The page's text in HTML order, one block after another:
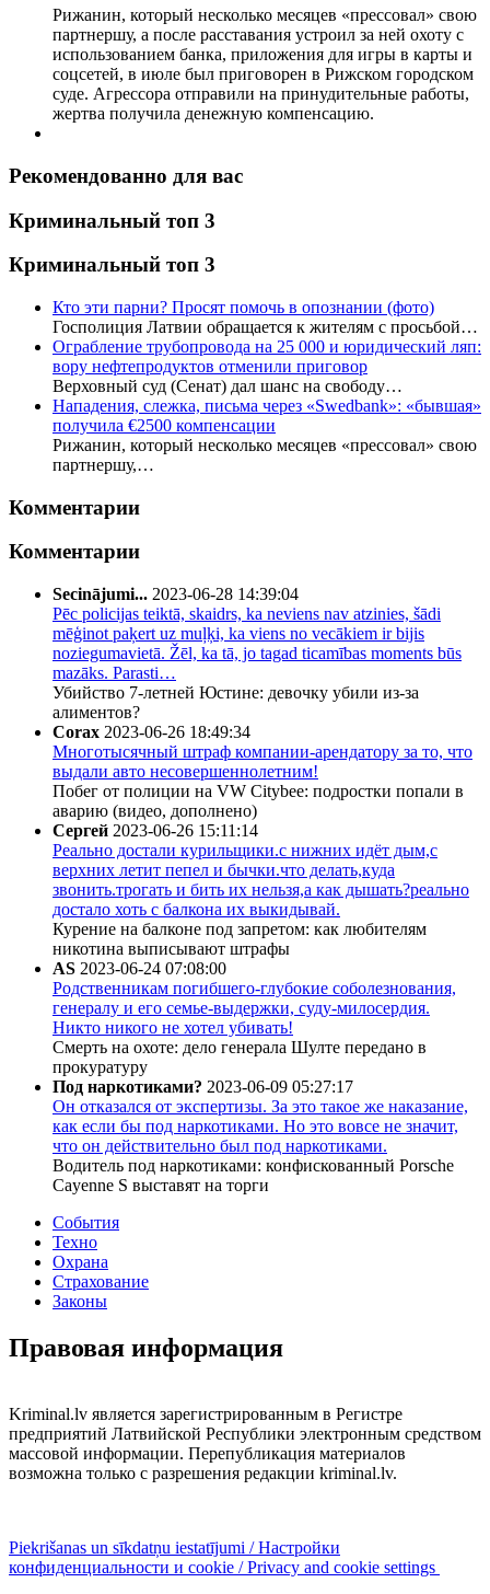
Рижанин, который несколько месяцев «прессовал» свою
партнершу, а после расставания устроил за ней охоту с
использованием банка, приложения для игры в карты и
соцсетей, в июле был приговорен в Рижском городском
суде. Агрессора отправили на принудительные работы,
жертва получила денежную компенсацию.
Рекомендованно для вас
Криминальный топ 3
Криминальный топ 3
Кто эти парни? Просят помочь в опознании (фото)
Госполиция Латвии обращается к жителям с просьбой…
Ограбление трубопровода на 25 000 и юридический ляп:
вору нефтепродуктов отменили приговор
Верховный суд (Сенат) дал шанс на свободу…
Нападения, слежка, письма через «Swedbank»: «бывшая»
получила €2500 компенсации
Рижанин, который несколько месяцев «прессовал» свою
партнершу,…
Комментарии
Комментарии
Secinājumi... 2023-06-28 14:39:04
Pēc policijas teiktā, skaidrs, ka neviens nav atzinies, šādi
mēģinot paķert uz muļķi, ka viens no vecākiem ir bijis
noziegumavietā. Žēl, ka tā, jo tagad ticamības moments būs
mazāks. Parasti…
Убийство 7-летней Юстине: девочку убили из-за
алиментов?
Corax 2023-06-26 18:49:34
Многотысячный штраф компании-арендатору за то, что
выдали авто несовершеннолетним!
Побег от полиции на VW Citybee: подростки попали в
аварию (видео, дополнено)
Сергей 2023-06-26 15:11:14
Реально достали курильщики.с нижних идёт дым,с
верхних летит пепел и бычки.что делать,куда
звонить.трогать и бить их нельзя,а как дышать?реально
достало хоть с балкона их выкидывай.
Курение на балконе под запретом: как любителям
никотина выписывают штрафы
AS 2023-06-24 07:08:00
Родственникам погибшего-глубокие соболезнования,
генералу и его семье-выдержки, суду-милосердия.
Никто никого не хотел убивать!
Смерть на охоте: дело генерала Шулте передано в
прокуратуру
Под наркотиками? 2023-06-09 05:27:17
Он отказался от экспертизы. За это такое же наказание,
как если бы под наркотиками. Но это вовсе не значит,
что он действительно был под наркотиками.
Водитель под наркотиками: конфискованный Porsche
Cayenne S выставят на торги
События
Техно
Охрана
Страхование
Законы
Правовая информация
Kriminal.lv является зарегистрированным в Регистре
предприятий Латвийской Республики электронным средством
массовой информации. Перепубликация материалов
возможна только с разрешения редакции kriminal.lv.
Piekrišanas un sīkdatņu iestatījumi / Настройки
конфиденциальности и cookie / Privacy and cookie settings